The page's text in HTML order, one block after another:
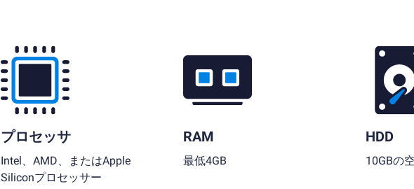
プロセッサ
Intel、AMD、またはApple
Siliconプロセッサー
RAM
最低4GB
HDD
10GBの